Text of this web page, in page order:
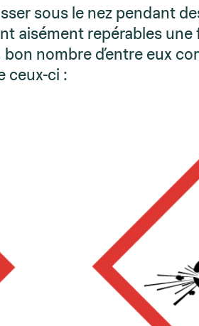
sous le nez pendant
aisément repérables
nombre d’entre eux
ceux-ci :